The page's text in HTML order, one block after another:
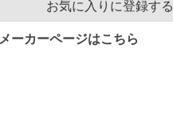
お気に入りに登録する
メーカーページはこちら